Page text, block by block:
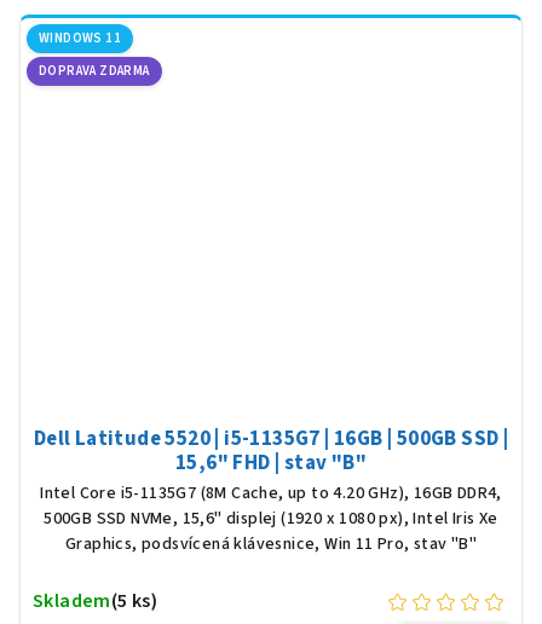
WINDOWS 11
DOPRAVA ZDARMA
Dell Latitude 5520 | i5-1135G7 | 16GB | 500GB SSD |
15,6" FHD | stav "B"
Intel Core i5-1135G7 (8M Cache, up to 4.20 GHz), 16GB DDR4,
500GB SSD NVMe, 15,6" displej (1920 x 1080 px), Intel Iris Xe
Graphics, podsvícená klávesnice, Win 11 Pro, stav "B"
Skladem(5 ks)